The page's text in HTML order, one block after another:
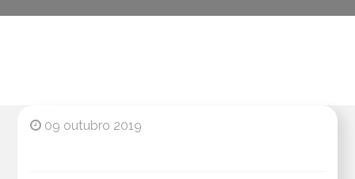
09 outubro 2019